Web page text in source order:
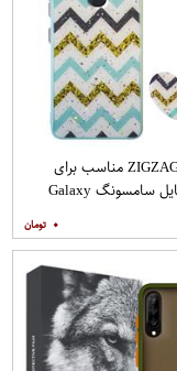
کاور مدل ZIGZAG مناسب برای
گوشی موبایل سامسونگ Galaxy
۰